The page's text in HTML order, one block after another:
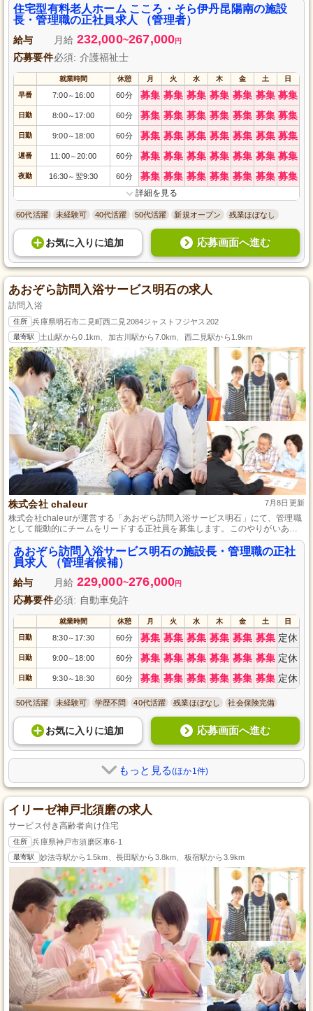
住宅型有料老人ホーム こころ・そら伊丹昆陽南の施設
長・管理職の正社員求人 （管理者）
給与 月給 232,000~267,000円
応募要件必須: 介護福祉士
就業時間 休憩 月 火 水 木 金 土 日
早番 7:00～ 16:00 60分 募集 募集 募集 募集 募集 募集 募集
日勤 8:00～ 17:00 60分 募集 募集 募集 募集 募集 募集 募集
日勤 9:00～ 18:00 60分 募集 募集 募集 募集 募集 募集 募集
遅番 11:00～20:00 60分 募集 募集 募集 募集 募集 募集 募集
夜勤 16:30～ 翌9:30 60分 募集 募集 募集 募集 募集 募集 募集
詳細を見る
60代活躍 未経験可 40代活躍 50代活躍 新規オープン 残業ほぼなし
お気に入り に追加 応募画面へ進む
あおぞら訪問入浴サービス明石の求人
訪問入浴
住所 兵庫県明石市二見町西二見2084ジャストフジヤス202
最寄駅 土山駅から0.1km、加古川駅から7.0km、西二見駅から1.9km
株式会社 chaleur 7月8日更新
株式会社chaleurが運営する「あおぞら訪問入浴サービス明石」にて、管理職
として能動的にチームをリードする正社員を募集します。このやりがいある
ポジションでは、多くの方々に安心と温もりを提供する重要な役割を担って
いただきます。訪問入浴サービスの経験がある方、ぜひ一緒に働きません
か？業界の未来をともに築きましょう！
あおぞら訪問入浴サービス明石の施設長・管理職の正社
員求人 （管理者候補）
給与 月給 229,000~276,000円
応募要件必須: 自動車免許
就業時間 休憩 月 火 水 木 金 土 日
日勤 8:30～ 17:30 60分 募集 募集 募集 募集 募集 募集 定休
日勤 9:00～ 18:00 60分 募集 募集 募集 募集 募集 募集 定休
日勤 9:30～ 18:30 60分 募集 募集 募集 募集 募集 募集 定休
50代活躍 未経験可 学歴不問 40代活躍 残業ほぼなし 社会保険完備
お気に入り に追加 応募画面へ進む
もっと見る(ほか1件)
イリーゼ神戸北須磨の求人
サービス付き高齢者向け住宅
住所 兵庫県神戸市須磨区車6-1
最寄駅 妙法寺駅から1.5km、長田駅から3.8km、板宿駅から3.9km